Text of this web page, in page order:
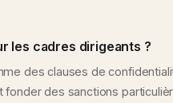
les cadres dirigeants ?
des clauses de
des sanctions